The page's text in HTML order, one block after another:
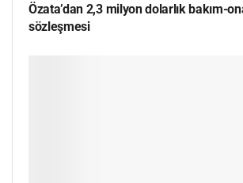
Özata’dan 2,3 milyon dolarlık bakım-
sözleşmesi